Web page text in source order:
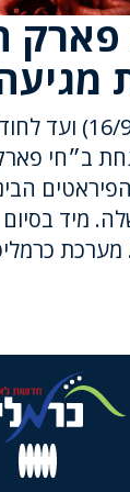
פארק
ב״חי
מיד
מערכת